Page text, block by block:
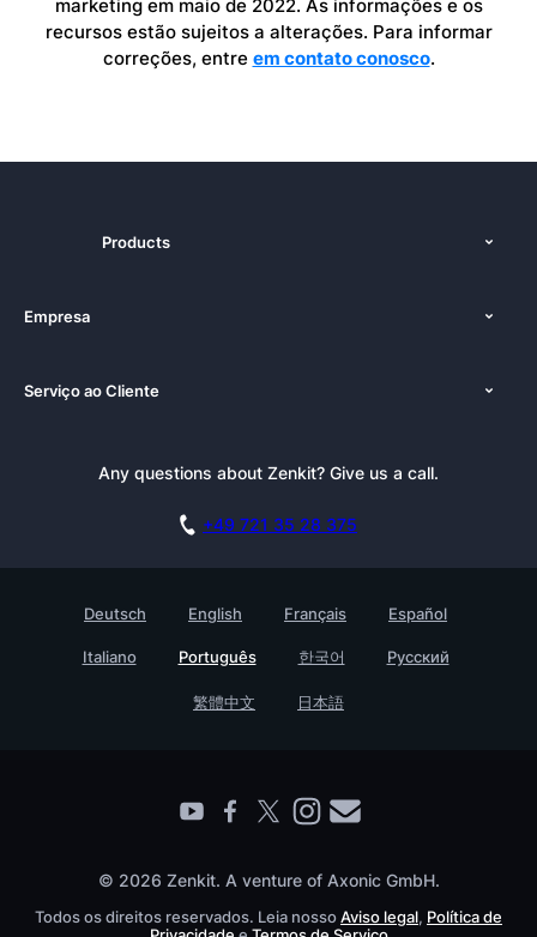
marketing em maio de 2022. As informações e os
recursos estão sujeitos a alterações. Para informar
correções, entre em contato conosco.
Products
Documentação
Empresa
Imprensa
Academia
Empreedimento
Ache um companheiro
Serviço ao Cliente
Boletim Informativo
Contato
Any questions about Zenkit? Give us a call.
+49 721 35 28 375
Deutsch English Français Español
Italiano Português 한국어 Русский
繁體中文 日本語
© 2026 Zenkit. A venture of Axonic GmbH.
Todos os direitos reservados. Leia nossoAviso legal, Política de